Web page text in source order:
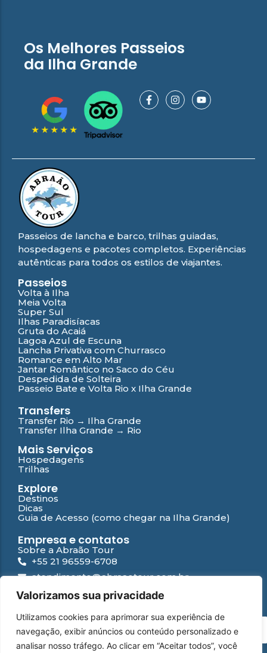
Valorizamos sua privacidade
Utilizamos cookies para aprimorar sua experiência de
navegação, exibir anúncios ou conteúdo personalizado e
analisar nosso tráfego. Ao clicar em “Aceitar todos”, você
Os Melhores Passeios
da Ilha Grande
Passeios de lancha e barco, trilhas guiadas,
hospedagens e pacotes completos. Experiências
autênticas para todos os estilos de viajantes.
Passeios
Volta à Ilha
Meia Volta
Super Sul
Ilhas Paradisíacas
Gruta do Acaiá
Lagoa Azul de Escuna
Lancha Privativa com Churrasco
Romance em Alto Mar
Jantar Romântico no Saco do Céu
Despedida de Solteira
Passeio Bate e Volta Rio x Ilha Grande
Transfers
Transfer Rio → Ilha Grande
Transfer Ilha Grande → Rio
Mais Serviços
Hospedagens
Trilhas
Explore
Destinos
Dicas
Guia de Acesso (como chegar na Ilha Grande)
Empresa e contatos
Sobre a Abraão Tour
+55 21 96559-6708
atendimento@abraaotour.com.br
Ilha Grande
Suporte
Contato
Falar com especialista
Perguntas Frequentes
PT